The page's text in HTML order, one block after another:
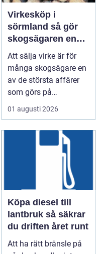
Virkesköp i
sörmland så gör
skogsägaren en
trygg och lönsam
affär
Att sälja virke är för
många skogsägare en
av de största affärer
som görs på
fastigheten. Samtidigt
01 augusti 2026
Köpa diesel till
lantbruk så säkrar
du driften året runt
Att ha rätt bränsle på